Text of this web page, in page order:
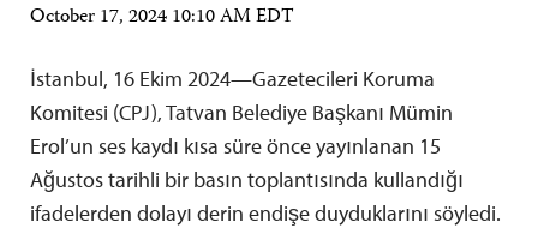
October 17, 2024 10:10 AM EDT
İstanbul, 16 Ekim 2024—Gazetecileri Koruma
Komitesi (CPJ), Tatvan Belediye Başkanı Mümin
Erol’un ses kaydı kısa süre önce yayınlanan 15
Ağustos tarihli bir basın toplantısında kullandığı
ifadelerden dolayı derin endişe duyduklarını söyledi.